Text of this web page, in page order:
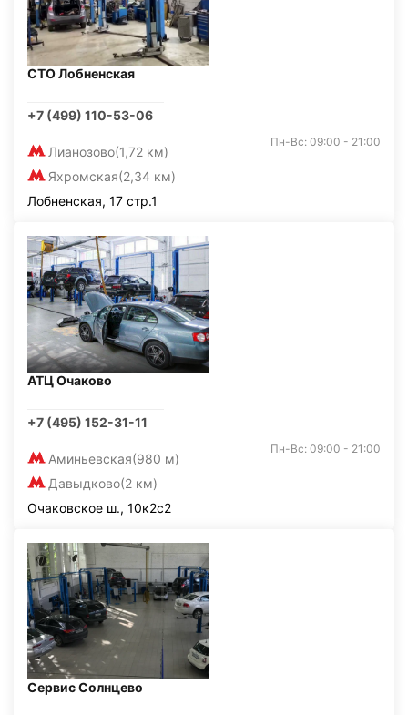
СТО Лобненская
+7 (499) 110-53-06
Лианозово(1,72 км)
Яхромская(2,34 км)
Пн-Вс: 09:00 - 21:00
Лобненская, 17 стр.1
АТЦ Очаково
+7 (495) 152-31-11
Аминьевская(980 м)
Давыдково(2 км)
Пн-Вс: 09:00 - 21:00
Очаковское ш., 10к2с2
Сервис Солнцево